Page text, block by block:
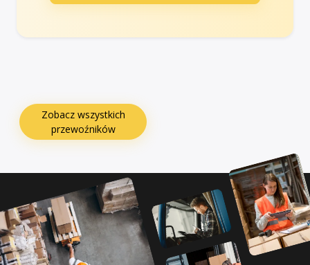
Zobacz wszystkich
przewoźników